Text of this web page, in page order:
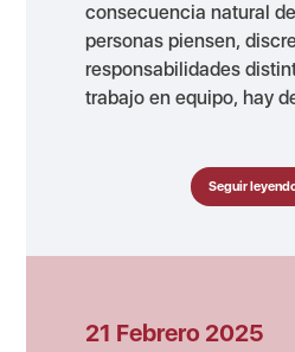
consecuencia natural
personas piensen,
responsabilidades
trabajo en equipo, hay
Seguir
21 Febrero 2025